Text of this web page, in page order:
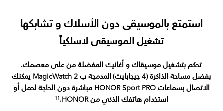
استمتع بالموسيقى دون الأسلاك و تشابكها
تشغيل الموسيقى لاسلكياً
تحكم بتشغيل موسيقاك و أغانيك المفضلة من على معصمك.
بفضل مساحة الذاكرة (4 جيجابايت) المدمجة ب MagicWatch 2 يمكنك
الاتصال بسماعات HONOR Sport PRO مباشرة دون الحاجة لحمل أو
استخدام هاتفك الذكي من
11‎.HONOR